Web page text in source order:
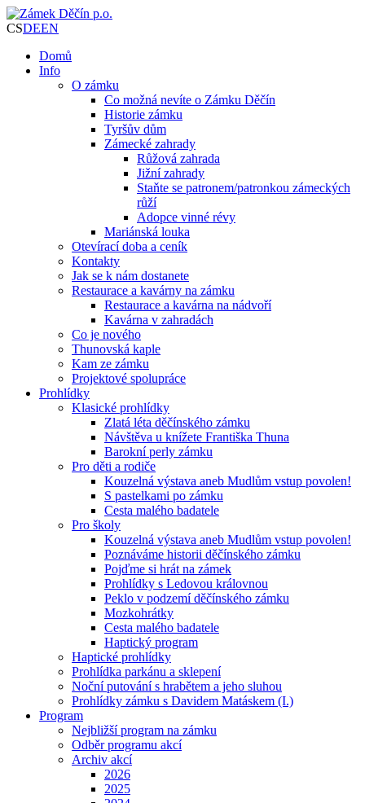
CSDEEN
Domů
Info
O zámku
Co možná nevíte o Zámku Děčín
Historie zámku
Tyršův dům
Zámecké zahrady
Růžová zahrada
Jižní zahrady
Staňte se patronem/patronkou zámeckých
růží
Adopce vinné révy
Mariánská louka
Otevírací doba a ceník
Kontakty
Jak se k nám dostanete
Restaurace a kavárny na zámku
Restaurace a kavárna na nádvoří
Kavárna v zahradách
Co je nového
Thunovská kaple
Kam ze zámku
Projektové spolupráce
Prohlídky
Klasické prohlídky
Zlatá léta děčínského zámku
Návštěva u knížete Františka Thuna
Barokní perly zámku
Pro děti a rodiče
Kouzelná výstava aneb Mudlům vstup povolen!
S pastelkami po zámku
Cesta malého badatele
Pro školy
Kouzelná výstava aneb Mudlům vstup povolen!
Poznáváme historii děčínského zámku
Pojďme si hrát na zámek
Prohlídky s Ledovou královnou
Peklo v podzemí děčínského zámku
Mozkohrátky
Cesta malého badatele
Haptický program
Haptické prohlídky
Prohlídka parkánu a sklepení
Noční putování s hrabětem a jeho sluhou
Prohlídky zámku s Davidem Matáskem (I.)
Program
Nejbližší program na zámku
Odběr programu akcí
Archiv akcí
2026
2025